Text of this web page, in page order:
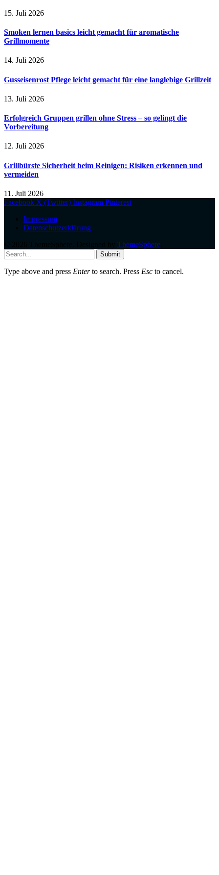
15. Juli 2026
Smoken lernen basics leicht gemacht für aromatische
Grillmomente
14. Juli 2026
Gusseisenrost Pflege leicht gemacht für eine langlebige Grillzeit
13. Juli 2026
Erfolgreich Gruppen grillen ohne Stress – so gelingt die
Vorbereitung
12. Juli 2026
Grillbürste Sicherheit beim Reinigen: Risiken erkennen und
vermeiden
11. Juli 2026
Facebook X (Twitter) Instagram Pinterest
Impressum
Datenschutzerklärung
ThemeSphere
Submit
Type above and press Enterto search. Press Esc to cancel.